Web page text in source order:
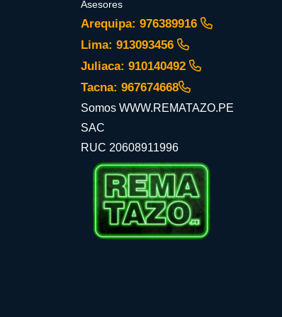
Asesores
Arequipa: 976389916
Lima: 913093456
Juliaca: 910140492
Tacna: 967674668
Somos WWW.REMATAZO.PE
SAC
RUC 20608911996